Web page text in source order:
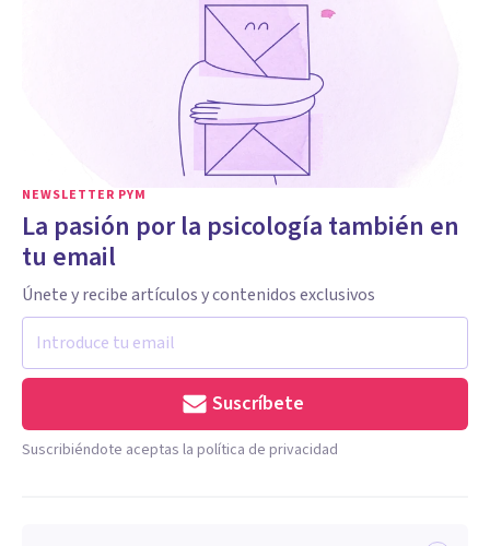
NEWSLETTER PYM
La pasión por la psicología también en
tu email
Únete y recibe artículos y contenidos exclusivos
Suscríbete
Suscribiéndote aceptas la política de privacidad